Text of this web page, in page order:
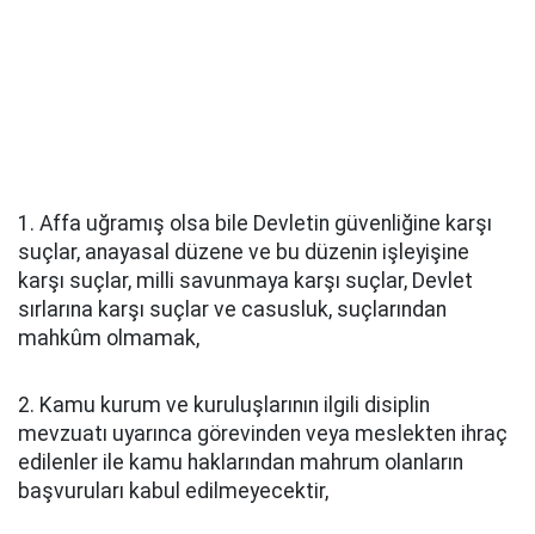
1. Affa uğramış olsa bile Devletin güvenliğine karşı
suçlar, anayasal düzene ve bu düzenin işleyişine
karşı suçlar, milli savunmaya karşı suçlar, Devlet
sırlarına karşı suçlar ve casusluk, suçlarından
mahkûm olmamak,
2. Kamu kurum ve kuruluşlarının ilgili disiplin
mevzuatı uyarınca görevinden veya meslekten ihraç
edilenler ile kamu haklarından mahrum olanların
başvuruları kabul edilmeyecektir,